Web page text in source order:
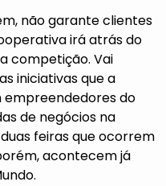
não garante clientes
irá atrás do
competição. Vai
iniciativas que a
do
de negócios na
feiras que ocorrem
acontecem já